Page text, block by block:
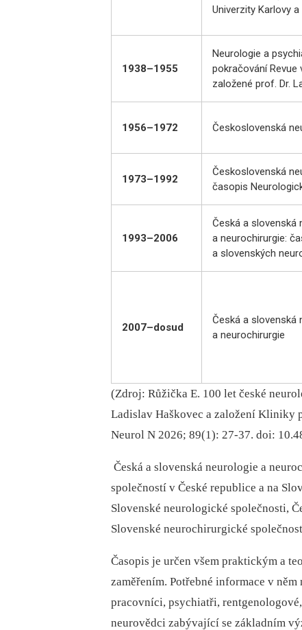
Univerzity Karlovy
1938–1955
Neurologie a
pokračování Revue
založené prof. Dr.
1956–1972 Československá
1973–1992
Československá
časopis
1993–2006
Česká a slovenská
a neurochirurgie:
a slovenských
2007–dosud
Česká a slovenská
a neurochirurgie
(Zdroj: Růžička E. 100 let české
Ladislav Haškovec a založení Kliniky
Neurol N 2026; 89(1): 27-37. doi:
Česká a slovenská neurologie a
společností v České republice a na
Slovenské neurologické společnosti,
Slovenské neurochirurgické
Časopis je určen všem praktickým a
zaměřením. Potřebné informace v
pracovníci, psychiatři,
neurovědci zabývající se základním